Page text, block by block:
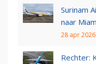
Surinam
naar
28 apr
Rechter: